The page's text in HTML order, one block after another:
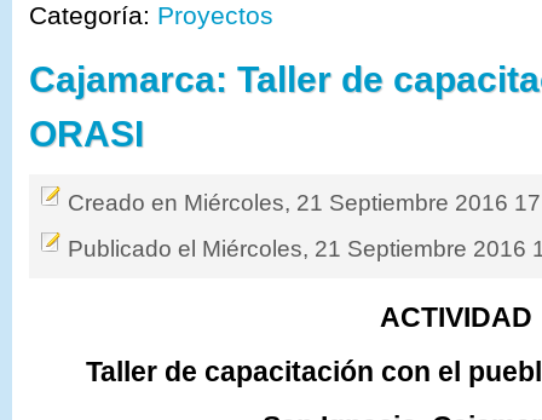
Categoría: Proyectos
Cajamarca: Taller de
ORASI
Creado en Miércoles, 21 Septiembre 2016
Publicado el Miércoles, 21 Septiembre 2016
ACTIVIDAD
Taller de capacitación con el